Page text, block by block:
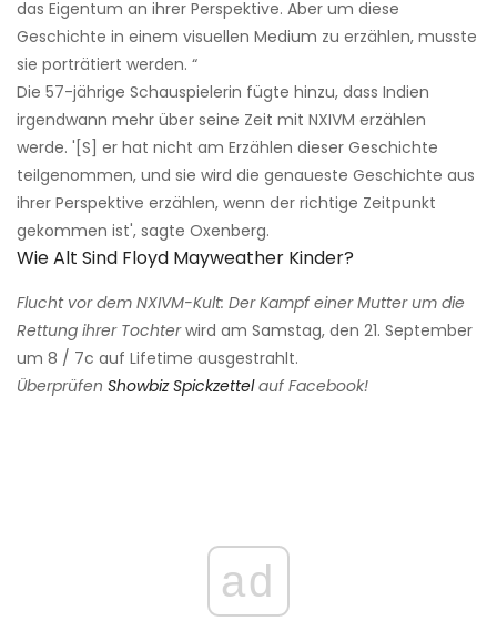
das Eigentum an ihrer Perspektive. Aber um diese
Geschichte in einem visuellen Medium zu erzählen, musste
sie porträtiert werden. “
Die 57-jährige Schauspielerin fügte hinzu, dass Indien
irgendwann mehr über seine Zeit mit NXIVM erzählen
werde. '[S] er hat nicht am Erzählen dieser Geschichte
teilgenommen, und sie wird die genaueste Geschichte aus
ihrer Perspektive erzählen, wenn der richtige Zeitpunkt
gekommen ist', sagte Oxenberg.
Wie Alt Sind Floyd Mayweather Kinder?
Flucht vor dem NXIVM-Kult: Der Kampf einer Mutter um die
Rettung ihrer Tochterwird am Samstag, den 21. September
um 8 / 7c auf Lifetime ausgestrahlt.
Überprüfen Showbiz Spickzettelauf Facebook!
ad